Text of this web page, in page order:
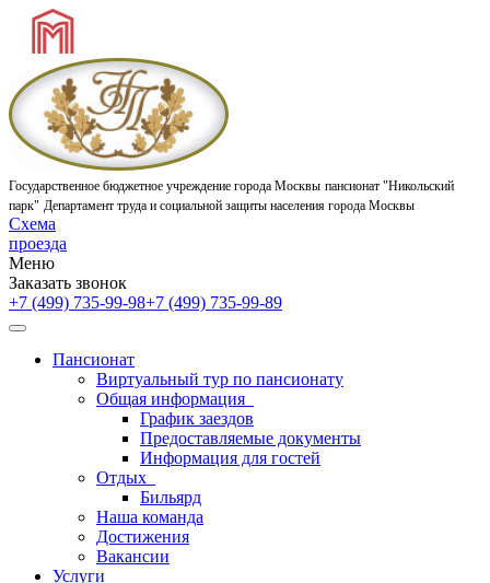
Государственное бюджетное учреждение города Москвы пансионат "Никольский
парк" Департамент труда и социальной защиты населения города Москвы
Схема
проезда
Меню
Заказать звонок
+7 (499) 735-99-98+7 (499) 735-99-89
Пансионат
Виртуальный тур по пансионату
Общая информация
График заездов
Предоставляемые документы
Информация для гостей
Отдых
Бильярд
Наша команда
Достижения
Вакансии
Услуги